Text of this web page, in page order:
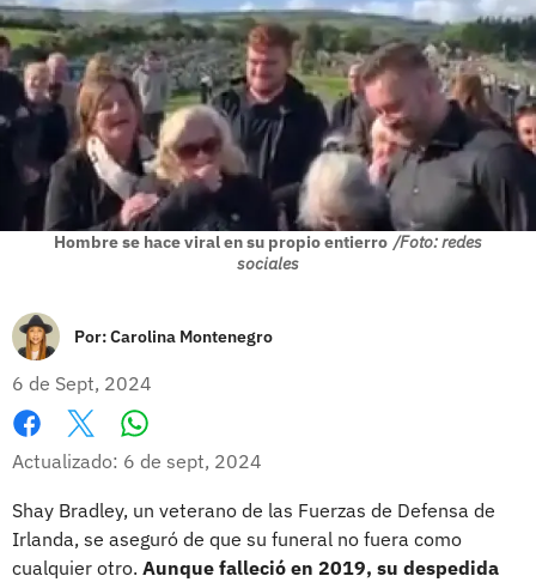
Hombre se hace viral en su propio entierro /Foto: redes
sociales
Por:Carolina Montenegro
6 de Sept, 2024
Facebook
X
Actualizado: 6 de sept, 2024
Shay Bradley, un veterano de las Fuerzas de Defensa de
Irlanda, se aseguró de que su funeral no fuera como
cualquier otro. Aunque falleció en 2019, su despedida